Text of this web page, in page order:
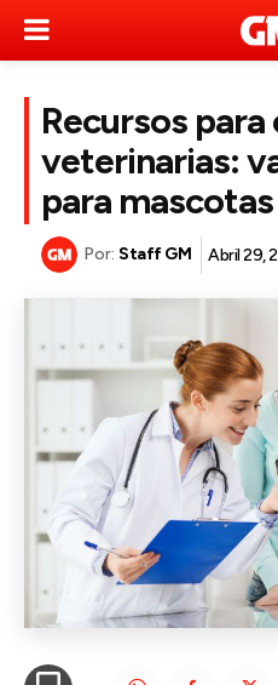
Recursos para
veterinarias:
para mascotas
Por: Staff GM Abril 29,